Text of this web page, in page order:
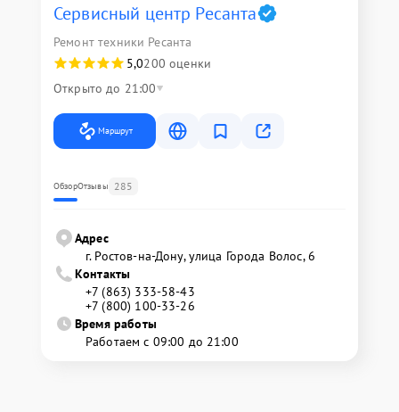
Сервисный центр Ресанта
Ремонт техники Ресанта
5,0200 оценки
Открыто до 21:00
Маршрут
ОбзорОтзывы 285
Адрес
г. Ростов-на-Дону, улица Города Волос, 6
Контакты
+7 (863) 333-58-43
+7 (800) 100-33-26
Время работы
Работаем с 09:00 до 21:00